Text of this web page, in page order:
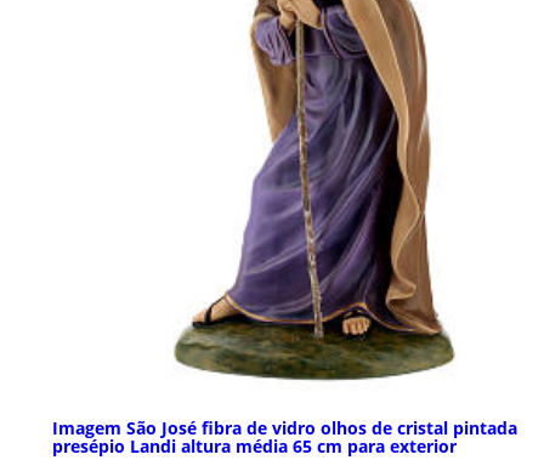
Imagem São José fibra de vidro olhos de cristal pintada
presépio Landi altura média 65 cm para exterior